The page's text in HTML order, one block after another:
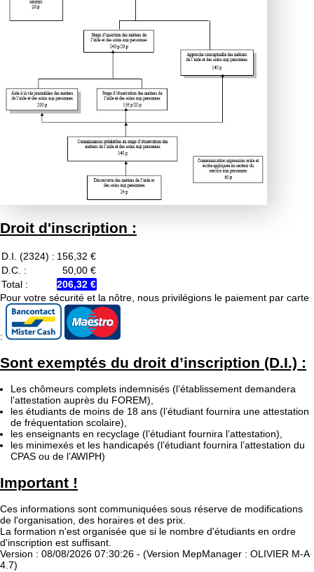
Droit d'inscription :
D.I. (2324) : 156,32 €
D.C. :
50,00 €
Total :
206,32 €
Pour votre sécurité et la nôtre, nous privilégions le paiement par carte
:
Sont exemptés du droit d’inscription (D.I.) :
Les chômeurs complets indemnisés (l’établissement demandera
l’attestation auprès du FOREM),
les étudiants de moins de 18 ans (l’étudiant fournira une attestation
de fréquentation scolaire),
les enseignants en recyclage (l’étudiant fournira l’attestation),
les minimexés et les handicapés (l’étudiant fournira l’attestation du
CPAS ou de l’AWIPH)
Important !
Ces informations sont communiquées sous réserve de modifications
de l'organisation, des horaires et des prix.
La formation n'est organisée que si le nombre d'étudiants en ordre
d'inscription est suffisant.
Version : 08/08/2026 07:30:26 - (Version MepManager : OLIVIER M-A
4.7)